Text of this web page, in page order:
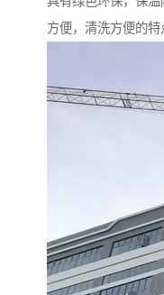
方便，清洗方便的特